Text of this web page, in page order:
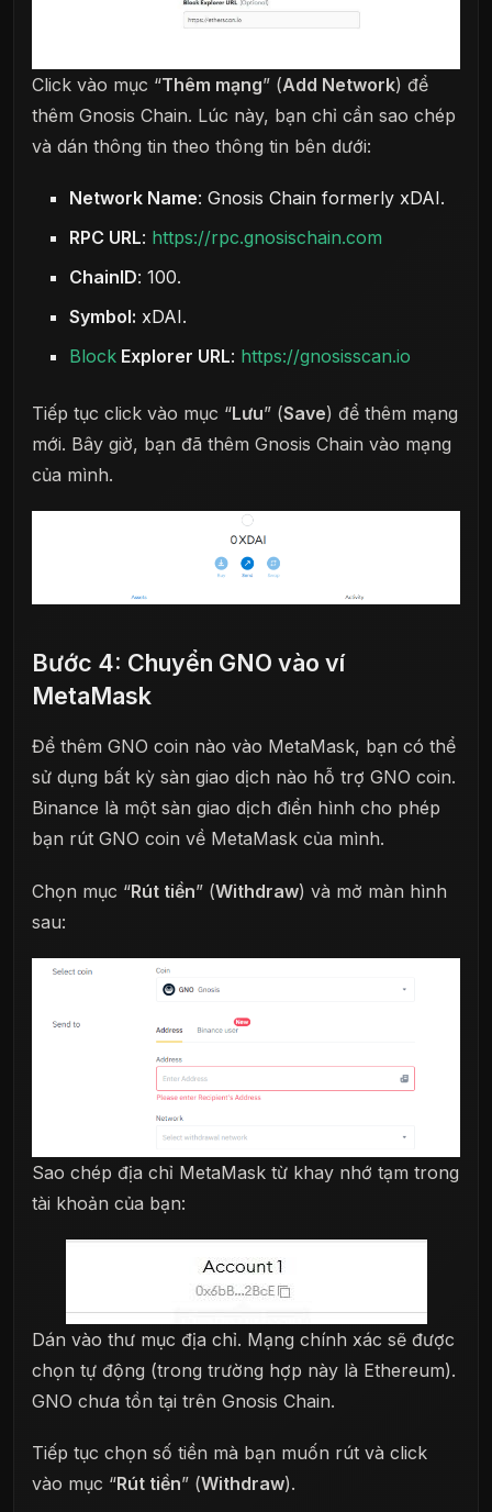
Click vào mục “Thêm mạng” (Add Network) để
thêm Gnosis Chain. Lúc này, bạn chỉ cần sao chép
và dán thông tin theo thông tin bên dưới:
Network Name: Gnosis Chain formerly xDAI.
RPC URL: https://rpc.gnosischain.com
ChainID: 100.
Symbol: xDAI.
Block Explorer URL: https://gnosisscan.io
Tiếp tục click vào mục “Lưu” (Save) để thêm mạng
mới. Bây giờ, bạn đã thêm Gnosis Chain vào mạng
của mình.
Bước 4: Chuyển GNO vào ví
MetaMask
Để thêm GNO coin nào vào MetaMask, bạn có thể
sử dụng bất kỳ sàn giao dịch nào hỗ trợ GNO coin.
Binance là một sàn giao dịch điển hình cho phép
bạn rút GNO coin về MetaMask của mình.
Chọn mục “Rút tiền” (Withdraw) và mở màn hình
sau:
Sao chép địa chỉ MetaMask từ khay nhớ tạm trong
tài khoản của bạn:
Dán vào thư mục địa chỉ. Mạng chính xác sẽ được
chọn tự động (trong trường hợp này là Ethereum).
GNO chưa tồn tại trên Gnosis Chain.
Tiếp tục chọn số tiền mà bạn muốn rút và click
vào mục “Rút tiền” (Withdraw).